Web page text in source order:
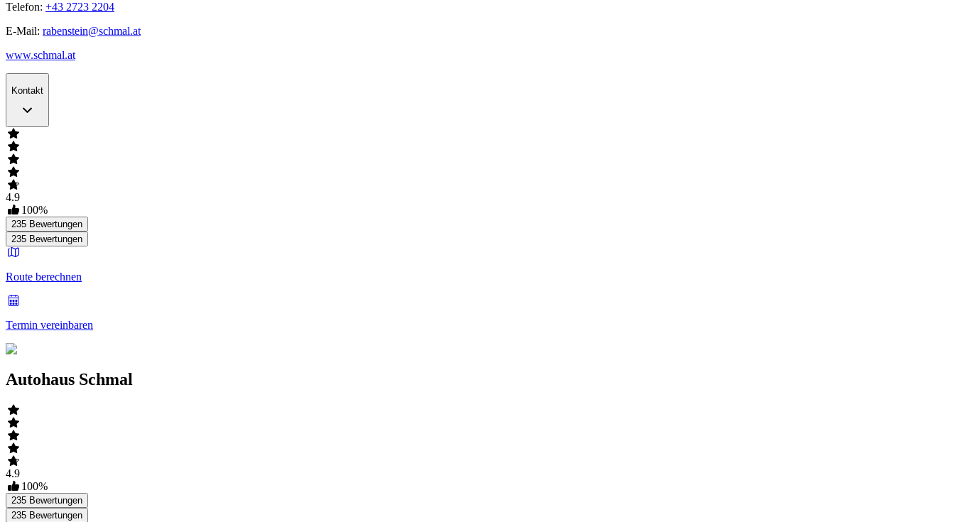
Telefon: +43 2723 2204
E-Mail: rabenstein@schmal.at
www.schmal.at
Kontakt
4.9
100%
235 Bewertungen
235 Bewertungen
Route berechnen
Termin vereinbaren
Autohaus Schmal
4.9
100%
235 Bewertungen
235 Bewertungen